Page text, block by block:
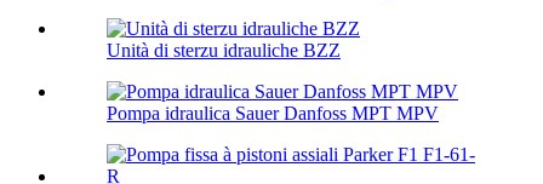
Unità di sterzu idrauliche BZZ
Pompa idraulica Sauer Danfoss MPT MPV